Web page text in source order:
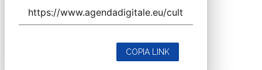
COPIA LINK